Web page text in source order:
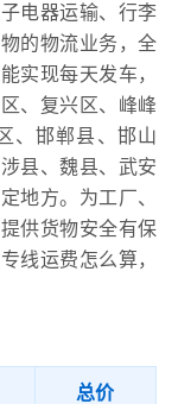
电器运输、行李
的物流业务，全
实现每天发车，
、复兴区、峰峰
、邯郸县、邯山
县、魏县、武安
地方。为工厂、
供货物安全有保
线运费怎么算，
总价